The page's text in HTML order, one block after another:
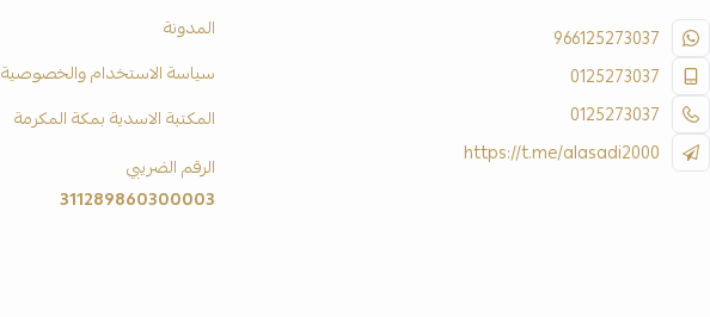
966125273037
0125273037
0125273037
https://t.me/alasadi2000
المدونة
سياسة الاستخدام والخصوصية
المكتبة الاسدية بمكة المكرمة
الرقم الضريبي
311289860300003